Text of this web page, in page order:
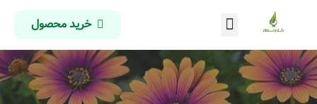
خرید محصول